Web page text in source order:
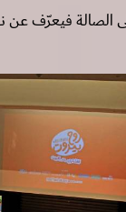
الصالة فيعرّف عن